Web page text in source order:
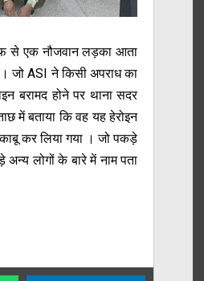
से एक नौजवान लड़का आता
जो ASI ने किसी अपराध का
बरामद होने पर थाना सदर
में बताया कि वह यह हेरोइन
कर लिया गया । जो पकड़े
लोगों के बारे में नाम पता